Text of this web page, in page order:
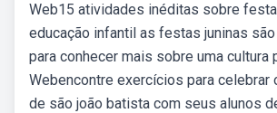
Web15 atividades inéditas sobre festa
educação infantil as festas juninas
para conhecer mais sobre uma cultura
Webencontre exercícios para celebrar
de são joão batista com seus alunos